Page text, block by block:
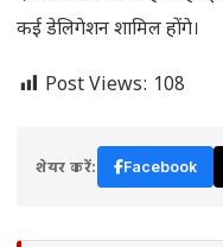
कई डेलिगेशन शामिल होंगे।
Post Views: 108
शेयर करें: Facebook